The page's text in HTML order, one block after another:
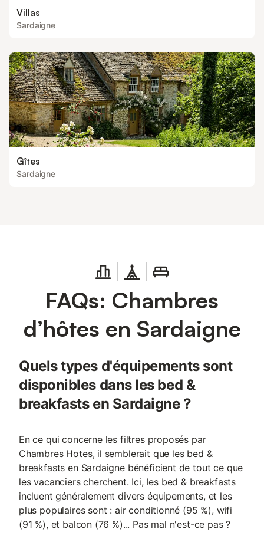
Villas
Sardaigne
Gîtes
Sardaigne
FAQs: Chambres
d’hôtes en Sardaigne
Quels types d'équipements sont
disponibles dans les bed &
breakfasts en Sardaigne ?
En ce qui concerne les filtres proposés par
Chambres Hotes, il semblerait que les bed &
breakfasts en Sardaigne bénéficient de tout ce que
les vacanciers cherchent. Ici, les bed & breakfasts
incluent généralement divers équipements, et les
plus populaires sont : air conditionné (95 %), wifi
(91 %), et balcon (76 %)... Pas mal n'est-ce pas ?